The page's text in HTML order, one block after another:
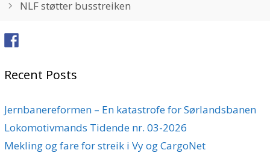
NLF støtter busstreiken
Recent Posts
Jernbanereformen – En katastrofe for Sørlandsbanen
Lokomotivmands Tidende nr. 03-2026
Mekling og fare for streik i Vy og CargoNet